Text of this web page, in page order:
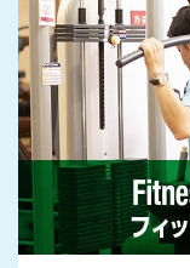
っ
と
楽
し
も
う